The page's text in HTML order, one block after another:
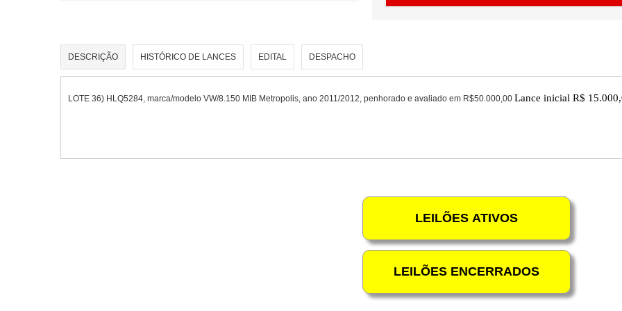
DESCRIÇÃO HISTÓRICO DE LANCES EDITAL DESPACHO
LOTE 36) HLQ5284, marca/modelo VW/8.150 MIB Metropolis, ano 2011/2012, penhorado e avaliado em R$50.000,00 Lance inicial R$